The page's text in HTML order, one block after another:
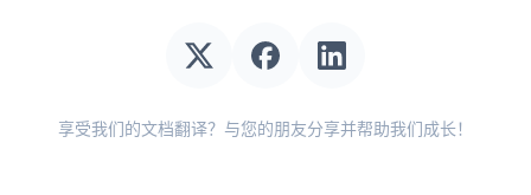
享受我们的文档翻译？与您的朋友分享并帮助我们成长！